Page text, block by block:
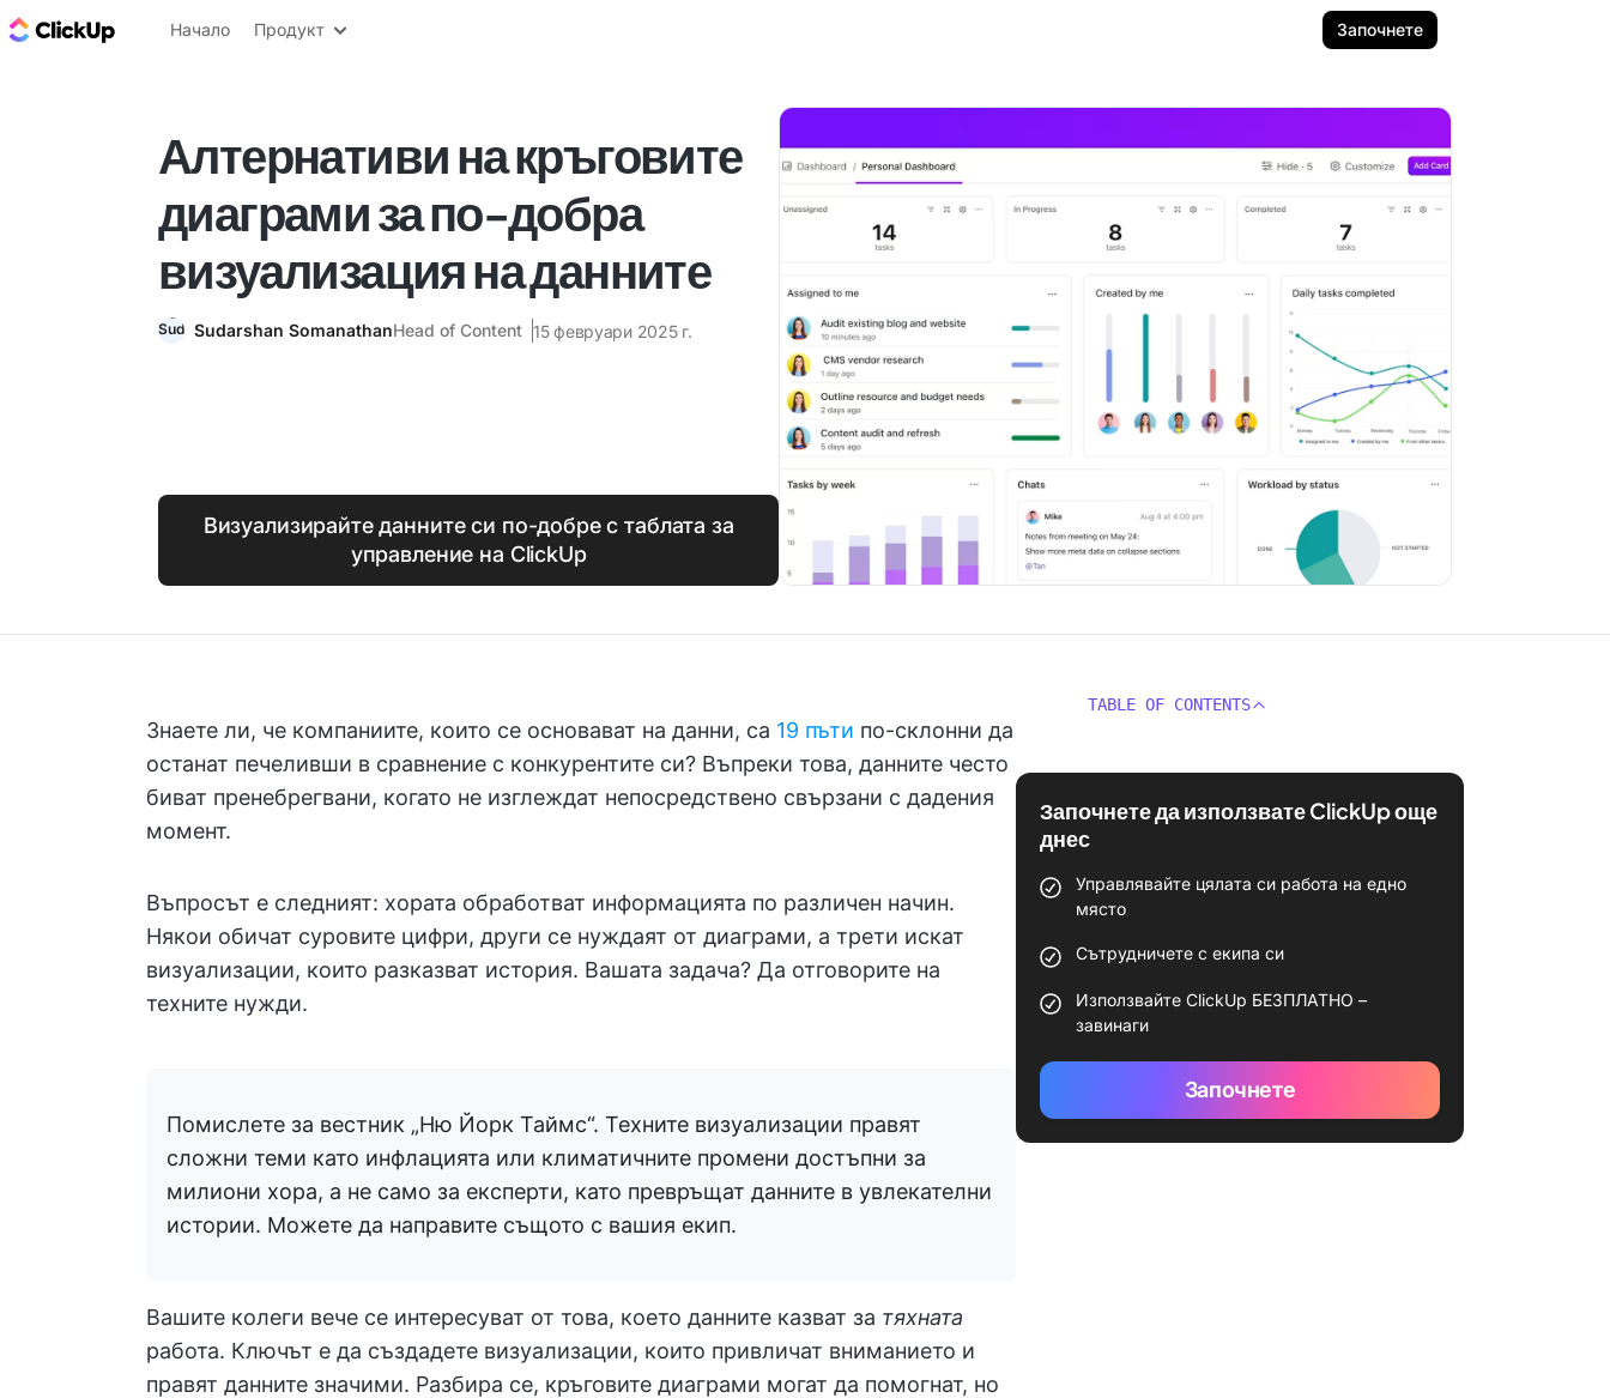
ClickUp блог
Начало Продукт Започнете
Алтернативи на кръговите
диаграми за по-добра
визуализация на данните
Sudarshan SomanathanHead of Content 15 февруари 2025 г.
Визуализирайте данните си по-добре с таблата за
управление на ClickUp
Знаете ли, че компаниите, които се основават на данни, са 19 пъти по-склонни да
останат печеливши в сравнение с конкурентите си? Въпреки това, данните често
биват пренебрегвани, когато не изглеждат непосредствено свързани с дадения
момент.
Въпросът е следният: хората обработват информацията по различен начин.
Някои обичат суровите цифри, други се нуждаят от диаграми, а трети искат
визуализации, които разказват история. Вашата задача? Да отговорите на
техните нужди.
Помислете за вестник „Ню Йорк Таймс“. Техните визуализации правят
сложни теми като инфлацията или климатичните промени достъпни за
милиони хора, а не само за експерти, като превръщат данните в увлекателни
истории. Можете да направите същото с вашия екип.
Вашите колеги вече се интересуват от това, което данните казват за тяхната
работа. Ключът е да създадете визуализации, които привличат вниманието и
правят данните значими. Разбира се, кръговите диаграми могат да помогнат, но
TABLE OF CONTENTS
Започнете да използвате ClickUp още
днес
Управлявайте цялата си работа на едно
място
Сътрудничете с екипа си
Използвайте ClickUp БЕЗПЛАТНО –
завинаги
Започнете